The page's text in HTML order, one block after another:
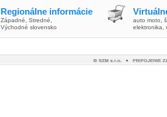
Regionálne informácie
Západné Stredné
Východné slovensko
auto moto
elektronika,